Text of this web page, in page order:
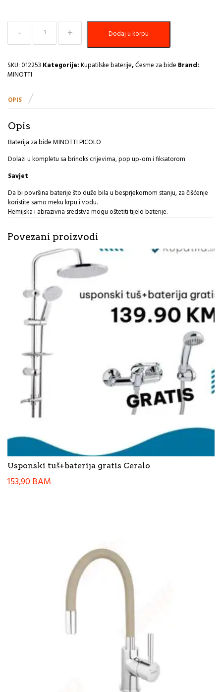
Baterija
bide
PICOLO
količina
Dodaj u korpu
SKU:012253 Kategorije:Kupatilske baterije,Česme za bide Brand:
MINOTTI
OPIS
Opis
Baterija za bide MINOTTI PICOLO
Dolazi u kompletu sa brinoks crijevima, pop up-om i fiksatorom
Savjet
Da bi površina baterije što duže bila u besprjekornom stanju, za čišćenje
koristite samo meku krpu i vodu.
Hemijska i abrazivna sredstva mogu oštetiti tijelo baterije.
Povezani proizvodi
Usponski tuš+baterija gratis Ceralo
153,90BAM